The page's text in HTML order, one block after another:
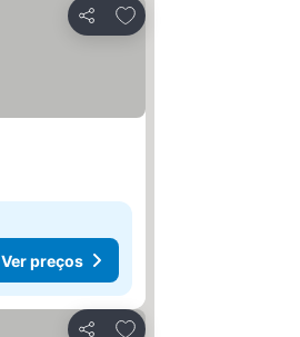
Partilhar
Adicionar aos favoritos
Ver preços
Adicionar aos favoritos